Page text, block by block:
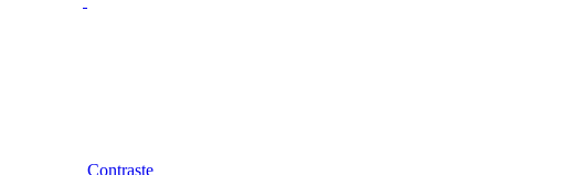
Contraste